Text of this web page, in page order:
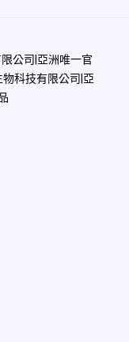
公司|亞洲唯一官
科技有限公司|亞